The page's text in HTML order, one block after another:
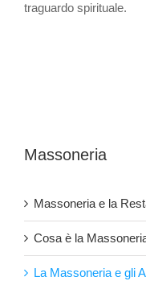
traguardo spirituale.
Massoneria
Massoneria e la
Cosa è la
La Massoneria e gli